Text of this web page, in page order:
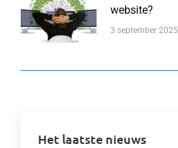
website?
3 september 2025
Het laatste nieuws